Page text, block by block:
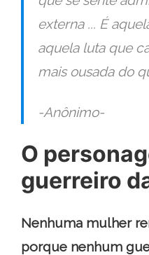
externa ... É
aquela luta que
mais ousada do
-Anônimo-
O
guerreiro
Nenhuma mulher
porque nenhum